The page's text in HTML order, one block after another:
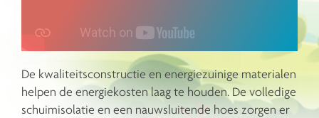
De kwaliteitsconstructie en energiezuinige materialen
helpen de energiekosten laag te houden. De volledige
schuimisolatie en een nauwsluitende hoes zorgen er